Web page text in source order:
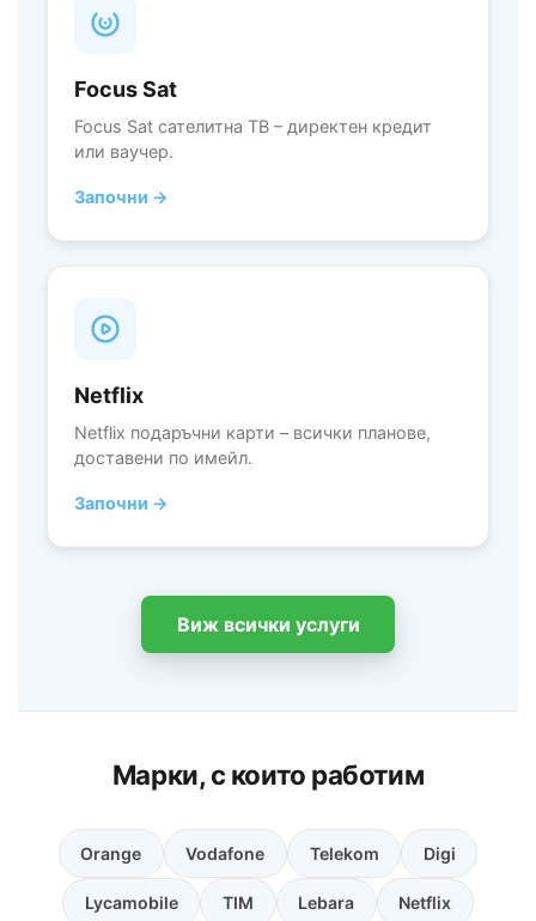
Focus Sat
Focus Sat сателитна ТВ – директен кредит
или ваучер.
Започни →
Netflix
Netflix подаръчни карти – всички планове,
доставени по имейл.
Започни →
Виж всички услуги
Марки, с които работим
Orange Vodafone Telekom Digi
Lycamobile TIM Lebara Netflix